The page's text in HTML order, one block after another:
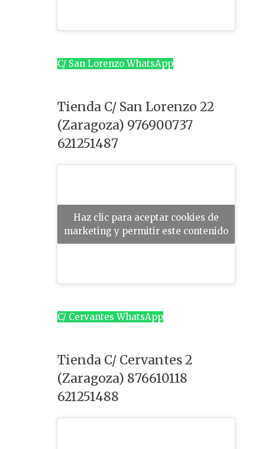
C/ San Lorenzo WhatsApp
Tienda C/ San Lorenzo 22
(Zaragoza) 976900737
621251487
Haz clic para aceptar cookies de
marketing y permitir este contenido
C/ Cervantes WhatsApp
Tienda C/ Cervantes 2
(Zaragoza) 876610118
621251488